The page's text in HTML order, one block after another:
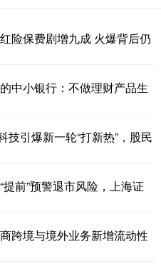
险保费剧增九成 火爆背后仍
中小银行：不做理财产品生
引爆新一轮“打新热”，股民
前”预警退市风险，上海证
跨境与境外业务新增流动性